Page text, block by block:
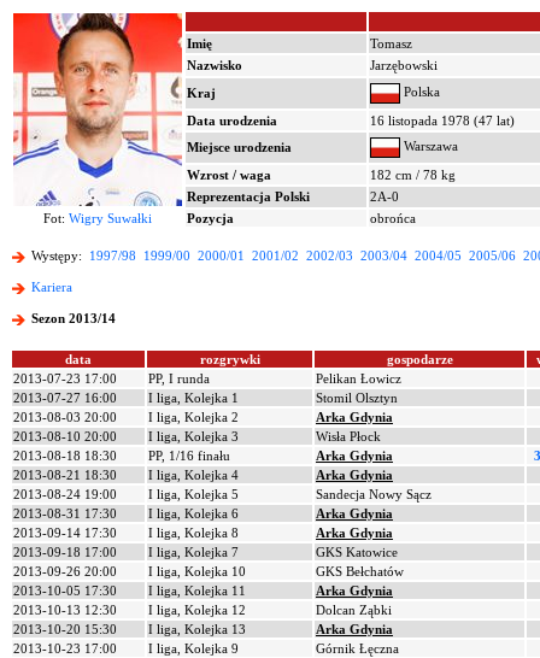
Imię
Tomasz
Nazwisko
Jarzębowski
Kraj
Polska
Data urodzenia
16 listopada 1978 (47 lat)
Miejsce urodzenia
Warszawa
Wzrost / waga
182 cm / 78 kg
Reprezentacja Polski
2A-0
Fot: Wigry Suwałki Pozycja obrońca
Występy: 1997/98 1999/00 2000/01 2001/02 2002/03 2003/04 2004/05 2005/06
Kariera
Sezon 2013/14
data rozgrywki gospodarze
2013-07-23 17:00
PP, I runda
Pelikan Łowicz
2013-07-27 16:00
I liga, Kolejka 1
Stomil Olsztyn
2013-08-03 20:00
I liga, Kolejka 2
Arka Gdynia
2013-08-10 20:00
I liga, Kolejka 3
Wisła Płock
2013-08-18 18:30
PP, 1/16 finału Arka Gdynia
2013-08-21 18:30
I liga, Kolejka 4
Arka Gdynia
2013-08-24 19:00
I liga, Kolejka 5
Sandecja Nowy Sącz
2013-08-31 17:30
I liga, Kolejka 6
Arka Gdynia
2013-09-14 17:30
I liga, Kolejka 8
Arka Gdynia
2013-09-18 17:00
I liga, Kolejka 7
GKS Katowice
2013-09-26 20:00
I liga, Kolejka 10
GKS Bełchatów
2013-10-05 17:30
I liga, Kolejka 11
Arka Gdynia
2013-10-13 12:30
I liga, Kolejka 12
Dolcan Ząbki
2013-10-20 15:30
I liga, Kolejka 13
Arka Gdynia
2013-10-23 17:00
I liga, Kolejka 9
Górnik Łęczna